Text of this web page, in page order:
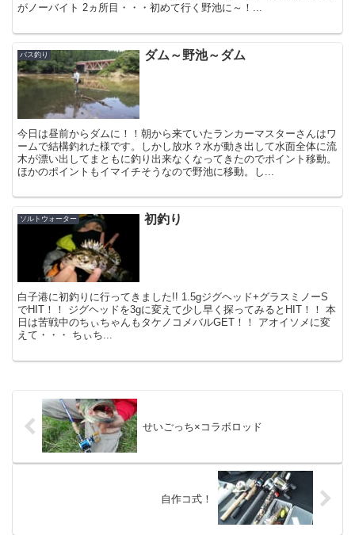
がノーバイト 2ヵ所目・・・初めて行く野池に～！...
バス釣り ダム～野池～ダム
今日は昼前からダムに！！朝から来ていたランカーマスターさんはワ
ームで結構釣れた様です。しかし放水？水が動き出して水面全体に流
木が漂い出してまともに釣り出来なくなってきたのでポイント移動。
ほかのポイントもイマイチそうなので野池に移動。し...
ソルトウォーター 初釣り
白子港に初釣りに行ってきました!! 1.5gジグヘッド+グラスミノーS
でHIT！！ ジグヘッドを3gに変えて少し早く探ってみるとHIT！！ 本
日は苦戦中のちぃちゃんもタケノコメバルGET！！ アオイソメに変
えて・・・ ちぃち...
せいごっち×コラボロッド
自作コ式！